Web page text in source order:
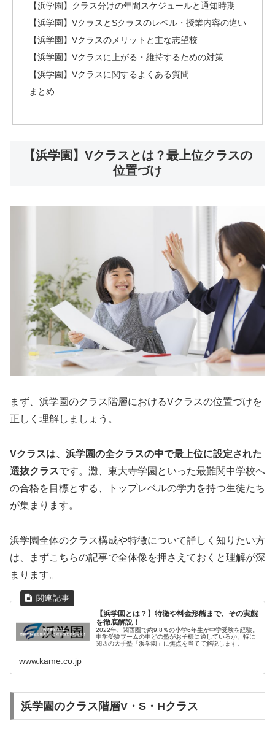
【浜学園】クラス分けの年間スケジュールと通知時期
【浜学園】VクラスとSクラスのレベル・授業内容の違い
【浜学園】Vクラスのメリットと主な志望校
【浜学園】Vクラスに上がる・維持するための対策
【浜学園】Vクラスに関するよくある質問
まとめ
【浜学園】Vクラスとは？最上位クラスの
位置づけ
まず、浜学園のクラス階層におけるVクラスの位置づけを
正しく理解しましょう。
Vクラスは、浜学園の全クラスの中で最上位に設定された
選抜クラスです。灘、東大寺学園といった最難関中学校へ
の合格を目標とする、トップレベルの学力を持つ生徒たち
が集まります。
浜学園全体のクラス構成や特徴について詳しく知りたい方
は、まずこちらの記事で全体像を押さえておくと理解が深
まります。
【浜学園とは？】特徴や料金形態まで、その実態
を徹底解説！
2022年、関西圏で約9.8％の小学6年生が中学受験を経験。
中学受験ブームの中どの塾がお子様に適しているか、特に
関西の大手塾「浜学園」に焦点を当てて解説します。
www.kame.co.jp
浜学園のクラス階層V・S・Hクラス